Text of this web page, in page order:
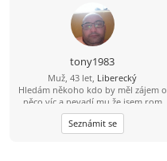
tony1983
Muž, 43 let, Liberecký
Hledám někoho kdo by měl zájem o
něco víc a nevadí mu že jsem rom
Seznámit se